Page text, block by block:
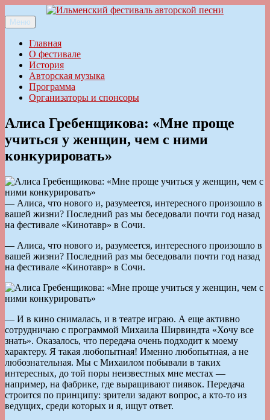
к
содержимому
Ильменский фестиваль авторской песни
Меню
Главная
О фестивале
История
Авторская музыка
Программа
Организаторы и спонсоры
Алиса Гребенщикова: «Мне проще
учиться у женщин, чем с ними
конкурировать»
— Алиса, что нового и, разумеется, интересного произошло в
вашей жизни? Последний раз мы беседовали почти год назад
на фестивале «Кинотавр» в Сочи.
— Алиса, что нового и, разумеется, интересного произошло в
вашей жизни? Последний раз мы беседовали почти год назад
на фестивале «Кинотавр» в Сочи.
— И в кино снималась, и в театре играю. А еще активно
сотрудничаю с программой Михаила Ширвиндта «Хочу все
знать». Оказалось, что передача очень подходит к моему
характеру. Я такая любопытная! Именно любопытная, а не
любознательная. Мы с Михаилом побывали в таких
интересных, до той поры неизвестных мне местах —
например, на фабрике, где выращивают пиявок. Передача
строится по принципу: зрители задают вопрос, а кто-то из
ведущих, среди которых и я, ищут ответ.